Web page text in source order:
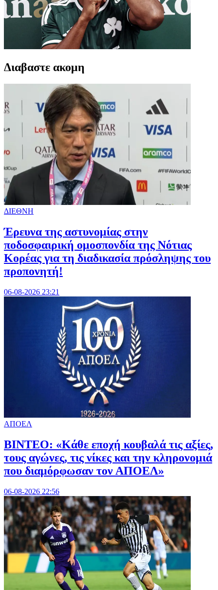
Διαβαστε ακομη
ΔΙΕΘΝΗ
Έρευνα της αστυνομίας στην
ποδοσφαιρική ομοσπονδία της Νότιας
Κορέας για τη διαδικασία πρόσληψης του
προπονητή!
06-08-2026 23:21
ΑΠΟΕΛ
ΒΙΝΤΕΟ: «Κάθε εποχή κουβαλά τις αξίες,
τους αγώνες, τις νίκες και την κληρονομιά
που διαμόρφωσαν τον ΑΠΟΕΛ»
06-08-2026 22:56